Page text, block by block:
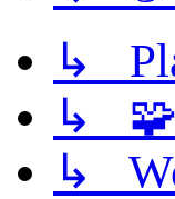
↳
↳ 🧩
↳